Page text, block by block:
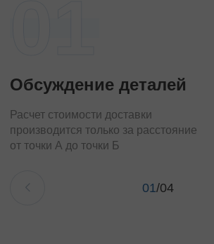
Обсуждение деталей
Расчет стоимости доставки
производится только за расстояние
от точки А до точки Б
01/04